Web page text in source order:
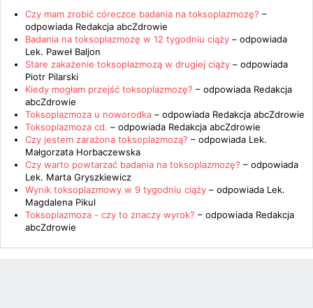
Czy mam zrobić córeczce badania na toksoplazmozę? –
odpowiada Redakcja abcZdrowie
Badania na toksoplazmozę w 12 tygodniu ciąży – odpowiada
Lek. Paweł Baljon
Stare zakażenie toksoplazmozą w drugiej ciąży – odpowiada
Piotr Pilarski
Kiedy mogłam przejść toksoplazmozę? – odpowiada Redakcja
abcZdrowie
Toksoplazmoza u noworodka – odpowiada Redakcja abcZdrowie
Toksoplazmoza cd. – odpowiada Redakcja abcZdrowie
Czy jestem zarażona toksoplazmozą? – odpowiada Lek.
Małgorzata Horbaczewska
Czy warto powtarzać badania na toksoplazmozę? – odpowiada
Lek. Marta Gryszkiewicz
Wynik toksoplazmowy w 9 tygodniu ciąży – odpowiada Lek.
Magdalena Pikul
Toksoplazmoza - czy to znaczy wyrok? – odpowiada Redakcja
abcZdrowie